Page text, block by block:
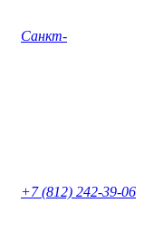
Санкт-
+7 (812) 242-39-06